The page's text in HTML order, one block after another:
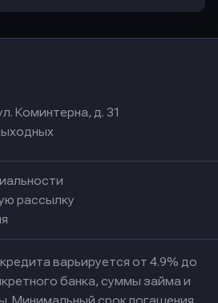
Коминтерна, д. 31
рассылку
варьируется от 4.9% до
банка, суммы займа и